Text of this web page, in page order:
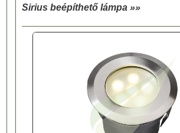
Sirius beépíthető lámpa »»